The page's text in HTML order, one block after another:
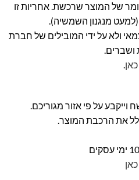
של המוצר שרכשת. אחריות זו
מנגנון השמשיה).
ולא על ידי המובילים של חברת
ושברים.
.
את הרכבת המוצר.